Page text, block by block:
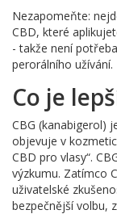
Nezapomeňte:
CBD, které
- takže není
perorálního užívání.
Co je
CBG (kanabigerol)
objevuje v
CBD pro vlasy“.
výzkumu. Zatímco
uživatelské
bezpečnější volbu,